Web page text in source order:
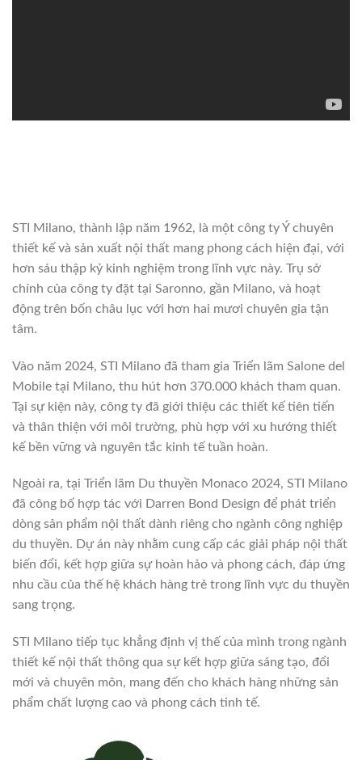
STI Milano, thành lập năm 1962, là một công ty Ý chuyên
thiết kế và sản xuất nội thất mang phong cách hiện đại, với
hơn sáu thập kỷ kinh nghiệm trong lĩnh vực này. Trụ sở
chính của công ty đặt tại Saronno, gần Milano, và hoạt
động trên bốn châu lục với hơn hai mươi chuyên gia tận
tâm.
Vào năm 2024, STI Milano đã tham gia Triển lãm Salone del
Mobile tại Milano, thu hút hơn 370.000 khách tham quan.
Tại sự kiện này, công ty đã giới thiệu các thiết kế tiên tiến
và thân thiện với môi trường, phù hợp với xu hướng thiết
kế bền vững và nguyên tắc kinh tế tuần hoàn.
Ngoài ra, tại Triển lãm Du thuyền Monaco 2024, STI Milano
đã công bố hợp tác với Darren Bond Design để phát triển
dòng sản phẩm nội thất dành riêng cho ngành công nghiệp
du thuyền. Dự án này nhằm cung cấp các giải pháp nội thất
biến đổi, kết hợp giữa sự hoàn hảo và phong cách, đáp ứng
nhu cầu của thế hệ khách hàng trẻ trong lĩnh vực du thuyền
sang trọng.
STI Milano tiếp tục khẳng định vị thế của mình trong ngành
thiết kế nội thất thông qua sự kết hợp giữa sáng tạo, đổi
mới và chuyên môn, mang đến cho khách hàng những sản
phẩm chất lượng cao và phong cách tinh tế.